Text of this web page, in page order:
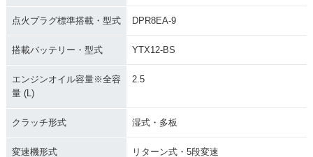
点火プラグ標準搭載・型式 DPR8EA-9
搭載バッテリー・型式 YTX12-BS
エンジンオイル容量※全容
量 (L)
2.5
クラッチ形式 湿式・多板
変速機形式 リターン式・5段変速